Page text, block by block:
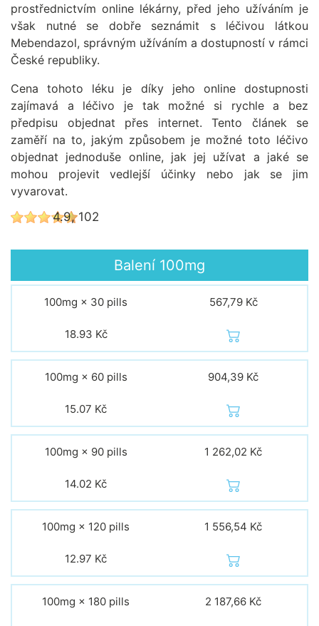
prostřednictvím online lékárny, před jeho užíváním je
však nutné se dobře seznámit s léčivou látkou
Mebendazol, správným užíváním a dostupností v rámci
České republiky.
Cena tohoto léku je díky jeho online dostupnosti
zajímavá a léčivo je tak možné si rychle a bez
předpisu objednat přes internet. Tento článek se
zaměří na to, jakým způsobem je možné toto léčivo
objednat jednoduše online, jak jej užívat a jaké se
mohou projevit vedlejší účinky nebo jak se jim
vyvarovat.
4.9, 102
Balení 100mg
100mg × 30 pills 567,79 Kč
18.93 Kč
100mg × 60 pills 904,39 Kč
15.07 Kč
100mg × 90 pills 1 262,02 Kč
14.02 Kč
100mg × 120 pills 1 556,54 Kč
12.97 Kč
100mg × 180 pills 2 187,66 Kč